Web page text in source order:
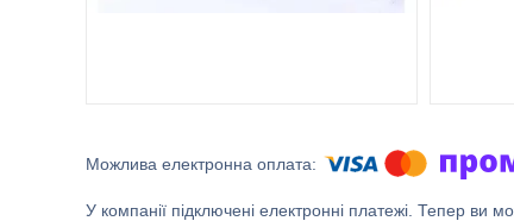
У компанії підключені електронні платежі. Тепер ви